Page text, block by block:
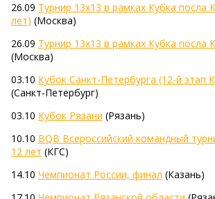
26.09 Турнир 13х13 в рамках Кубка посла
лет) (Москва)
26.09 Турнир 13х13 в рамках Кубка посла
(Москва)
03.10 Кубок Санкт-Петербурга (12-й этап
(Санкт-Петербург)
03.10 Кубок Рязани (Рязань)
10.10 BQB Всероссийский командный
12 лет (КГС)
14.10 Чемпионат России, финал (Казань)